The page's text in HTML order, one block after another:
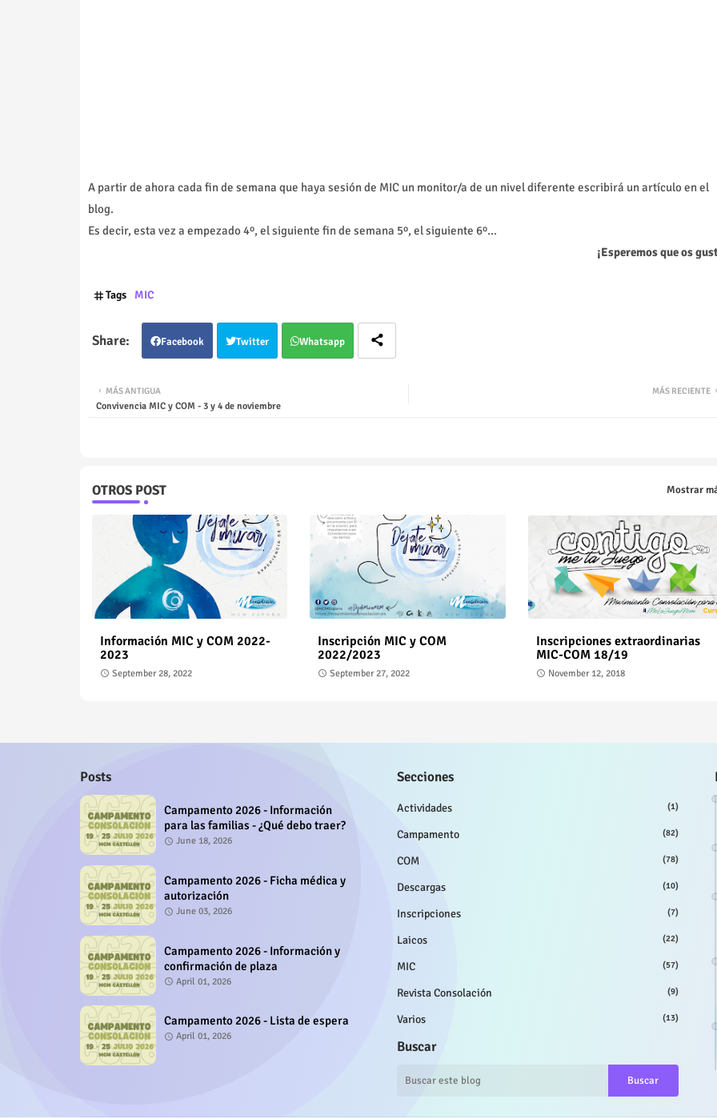
A partir de ahora cada fin de semana que haya sesión de MIC un monitor/a de un nivel diferente escribirá un artículo en el
blog.
Es decir, esta vez a empezado 4º, el siguiente fin de semana 5º, el siguiente 6º...
¡Esperemos que os
Tags MIC
Facebook Twitter Whatsapp
MÁS RECIENTE
MÁS ANTIGUA
Convivencia MIC y COM - 3 y 4 de noviembre
OTROS POST Mostrar
Información MIC y COM 2022-
2023
September 28, 2022
Inscripción MIC y COM
2022/2023
September 27, 2022
Inscripciones extraordinarias
MIC-COM 18/19
November 12, 2018
Posts
Campamento 2026 - Información
para las familias - ¿Qué debo traer?
June 18, 2026
Campamento 2026 - Ficha médica y
autorización
June 03, 2026
Campamento 2026 - Información y
confirmación de plaza
April 01, 2026
Campamento 2026 - Lista de espera
April 01, 2026
Secciones
Actividades (1)
Campamento (82)
COM (78)
Descargas (10)
Inscripciones (7)
Laicos (22)
MIC (57)
Revista Consolación (9)
Varios (13)
Buscar